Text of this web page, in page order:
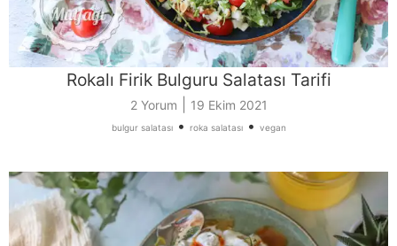
Rokalı Firik Bulguru Salatası Tarifi
2 Yorum 19 Ekim 2021
bulgur salatası• roka salatası• vegan